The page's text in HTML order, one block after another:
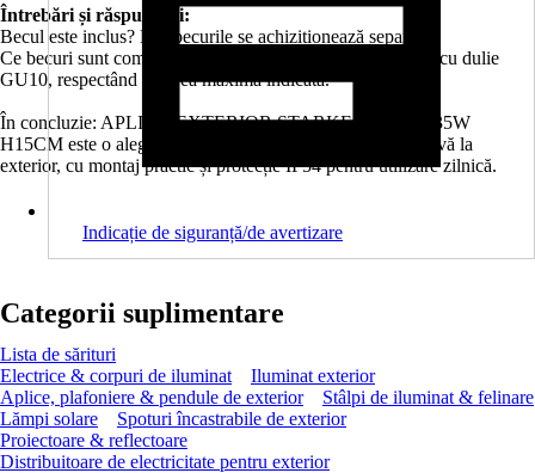
Întrebări și răspunsuri:
Becul este inclus? Nu, becurile se achiziționează separat.
Ce becuri sunt compatibile? Sunt compatibile becuri LED cu dulie
GU10, respectând puterea maximă indicată.
În concluzie: APLICĂ EXTERIOR STARKE GU10 2X35W
H15CM este o alegere excelentă pentru iluminare decorativă la
exterior, cu montaj practic și protecție IP54 pentru utilizare zilnică.
Indicație de siguranță/de avertizare
Categorii suplimentare
Lista de sărituri
Electrice & corpuri de iluminat
Iluminat exterior
Aplice, plafoniere & pendule de exterior
Stâlpi de iluminat & felinare
Lămpi solare
Spoturi încastrabile de exterior
Proiectoare & reflectoare
Distribuitoare de electricitate pentru exterior